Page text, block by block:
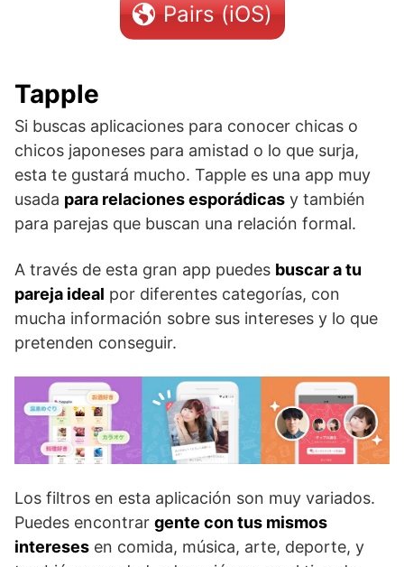
Pairs (iOS)
Tapple
Si buscas aplicaciones para conocer chicas o
chicos japoneses para amistad o lo que surja,
esta te gustará mucho. Tapple es una app muy
usada para relaciones esporádicas y también
para parejas que buscan una relación formal.
A través de esta gran app puedes buscar a tu
pareja ideal por diferentes categorías, con
mucha información sobre sus intereses y lo que
pretenden conseguir.
Los filtros en esta aplicación son muy variados.
Puedes encontrar gente con tus mismos
intereses en comida, música, arte, deporte, y